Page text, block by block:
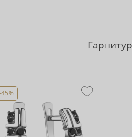
Гарнитур
45%